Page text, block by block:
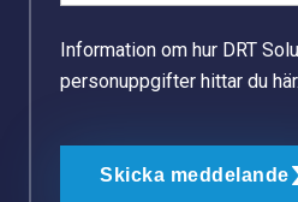
Information om hur DRT
personuppgifter hittar du här.
Skicka meddelande